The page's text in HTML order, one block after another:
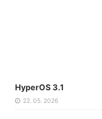
HyperOS 3.1
22. 05. 2026